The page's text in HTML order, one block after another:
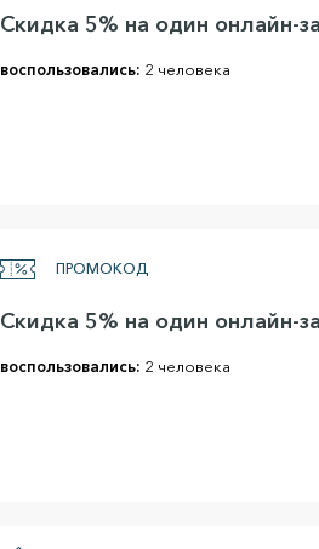
Скидка 5% на один онлайн-
воспользовались: 2 человека
ПРОМОКОД
Скидка 5% на один онлайн-
воспользовались: 2 человека